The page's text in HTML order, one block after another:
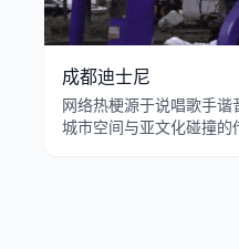
成都迪士尼
网络热梗源于说唱歌手
城市空间与亚文化碰撞的